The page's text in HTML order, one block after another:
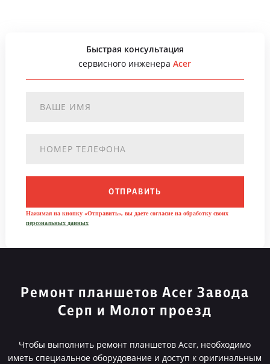
Быстрая консультация
сервисного инженераAcer
ОТПРАВИТЬ
Нажимая на кнопку «Отправить», вы даете согласие на обработку своих
персональных данных
Ремонт планшетов Acer Завода
Серп и Молот проезд
Чтобы выполнить ремонт планшетов Acer, необходимо
иметь специальное оборудование и доступ к оригинальным